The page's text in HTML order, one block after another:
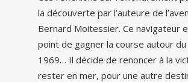
la découverte par l’auteure de
Bernard Moitessier. Ce navigateur
point de gagner la course autour
1969… Il décide de renoncer à la
rester en mer, pour une autre